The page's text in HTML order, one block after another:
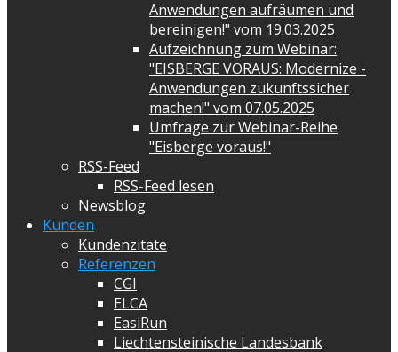
Anwendungen aufräumen und
bereinigen!" vom 19.03.2025
Aufzeichnung zum Webinar:
"EISBERGE VORAUS: Modernize -
Anwendungen zukunftssicher
machen!" vom 07.05.2025
Umfrage zur Webinar-Reihe
"Eisberge voraus!"
RSS-Feed
RSS-Feed lesen
Newsblog
Kunden
Kundenzitate
Referenzen
CGI
ELCA
EasiRun
Liechtensteinische Landesbank